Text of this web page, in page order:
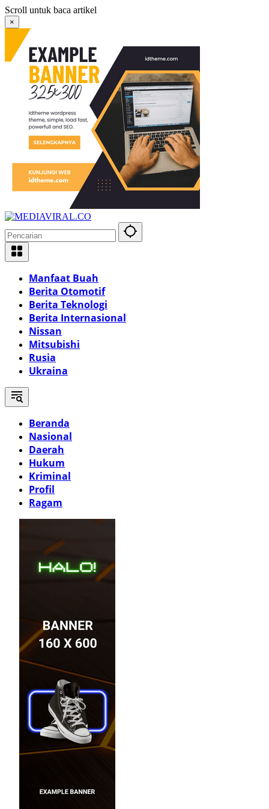
Langsung
ke
konten
Scroll untuk baca artikel
×
Manfaat Buah
Berita Otomotif
Berita Teknologi
Berita Internasional
Nissan
Mitsubishi
Rusia
Ukraina
Beranda
Nasional
Daerah
Hukum
Kriminal
Profil
Ragam